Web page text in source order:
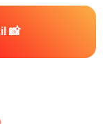
📸 Instagram - travelers.co.il